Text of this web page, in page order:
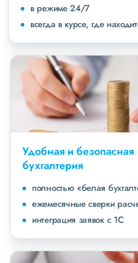
в режиме 24/7
всегда в курсе, где
Удобная и безопасная
бухгалтерия
полностью «белая
ежемесячные сверки
интеграция заявок с 1С